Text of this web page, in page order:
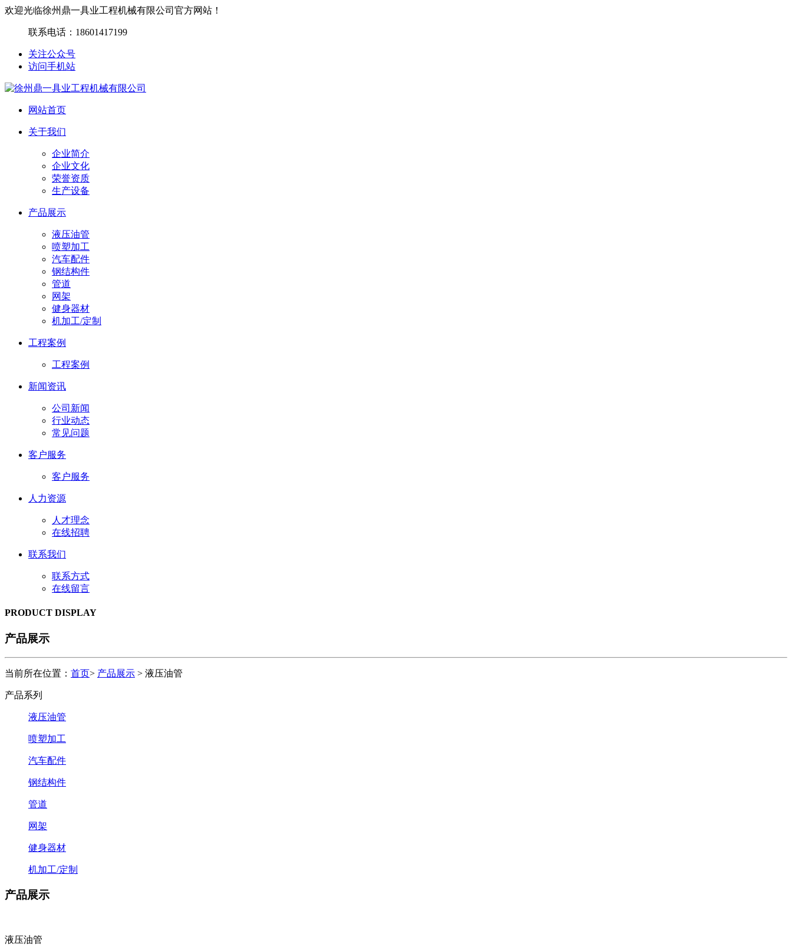
欢迎光临徐州鼎一具业工程机械有限公司官方网站！
联系电话： 18601417199
关注公众号
访问手机站
网站首页
关于我们
企业简介
企业文化
荣誉资质
生产设备
产品展示
液压油管
喷塑加工
汽车配件
钢结构件
管道
网架
健身器材
机加工/定制
工程案例
工程案例
新闻资讯
公司新闻
行业动态
常见问题
客户服务
客户服务
人力资源
人才理念
在线招聘
联系我们
联系方式
在线留言
PRODUCT DISPLAY
产品展示
当前所在位置： 首页> 产品展示 > 液压油管
产品系列
液压油管
喷塑加工
汽车配件
钢结构件
管道
网架
健身器材
机加工/定制
产品展示
液压油管